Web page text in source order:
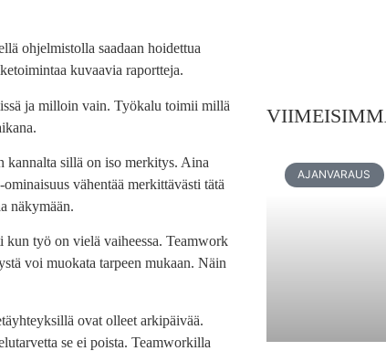
ohjelmistolla saadaan hoidettua
kuvaavia raportteja.
ja milloin vain. Työkalu toimii millä
kannalta sillä on iso merkitys. Aina
vähentää merkittävästi tätä
näkymään.
kun työ on vielä vaiheessa. Teamwork
voi muokata tarpeen mukaan. Näin
ovat olleet arkipäivää.
se ei poista. Teamworkilla
AJANVARAUS